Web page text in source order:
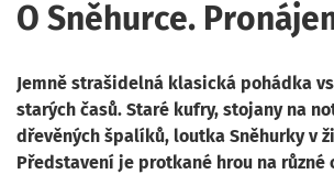
O Sněhurce.
Jemně strašidelná klasická pohádka
starých časů. Staré kufry, stojany na
dřevěných špalíků, loutka Sněhurky v
Představení je protkané hrou na různé